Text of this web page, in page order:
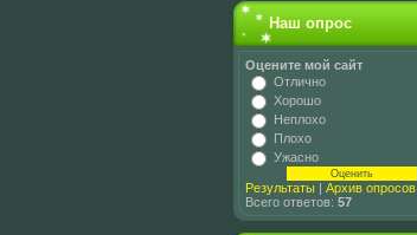
Наш опрос
Оцените мой сайт
Отлично
Хорошо
Неплохо
Плохо
Ужасно
Результаты | Архив опросов
Всего ответов: 57